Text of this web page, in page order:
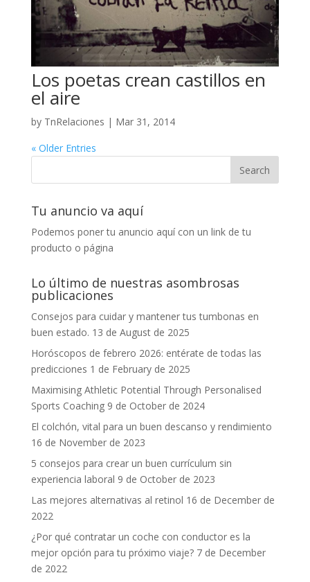
Los poetas crean castillos en
el aire
by TnRelaciones | Mar 31, 2014
« Older Entries
Tu anuncio va aquí
Podemos poner tu anuncio aquí con un link de tu
producto o página
Lo último de nuestras asombrosas
publicaciones
Consejos para cuidar y mantener tus tumbonas en
buen estado. 13 de August de 2025
Horóscopos de febrero 2026: entérate de todas las
predicciones 1 de February de 2025
Maximising Athletic Potential Through Personalised
Sports Coaching 9 de October de 2024
El colchón, vital para un buen descanso y rendimiento
16 de November de 2023
5 consejos para crear un buen currículum sin
experiencia laboral 9 de October de 2023
Las mejores alternativas al retinol 16 de December de
2022
¿Por qué contratar un coche con conductor es la
mejor opción para tu próximo viaje? 7 de December
de 2022